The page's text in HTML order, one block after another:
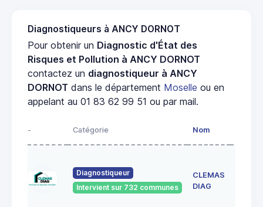
Diagnostiqueurs à ANCY DORNOT
Pour obtenir un Diagnostic d'État des
Risques et Pollution à ANCY DORNOT
contactez un diagnostiqueur à ANCY
DORNOT dans le département Moselle ou en
appelant au 01 83 62 99 51 ou par mail.
- Catégorie Nom
Diagnostiqueur
Intervient sur 732 communes
CLEMAS
DIAG